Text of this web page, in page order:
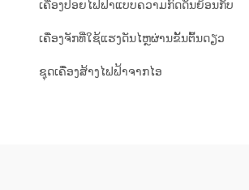
ເຄື່ອງປ່ອຍໄຟຟ້າແບບຄວາມກົດດັນຍ້ອນກັບ
ເຄື່ອງຈັກທີ່ໃຊ້ແຮງດັນໄຫຼຜ່ານຂັ້ນຕົ້ນດຽວ
ຊຸດເຄື່ອງສ້າງໄຟຟ້າຈາກໄອ